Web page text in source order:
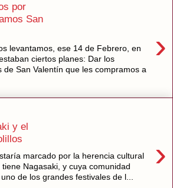
por
San
›
levantamos, ese 14 de Febrero, en
ciertos planes: Dar los
de San Valentín que les compramos a
y el
›
marcado por la herencia cultural
Nagasaki, y cuya comunidad
de los grandes festivales de l...